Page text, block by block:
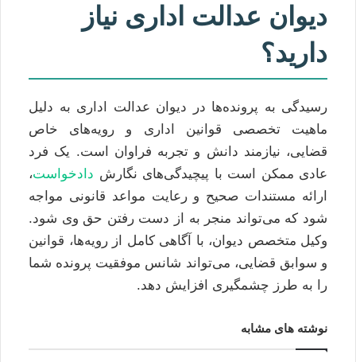
دیوان عدالت اداری نیاز
دارید؟
رسیدگی به پرونده‌ها در دیوان عدالت اداری به دلیل
ماهیت تخصصی قوانین اداری و رویه‌های خاص
قضایی، نیازمند دانش و تجربه فراوان است. یک فرد
عادی ممکن است با پیچیدگی‌های نگارش دادخواست،
ارائه مستندات صحیح و رعایت مواعد قانونی مواجه
شود که می‌تواند منجر به از دست رفتن حق وی شود.
وکیل متخصص دیوان، با آگاهی کامل از رویه‌ها، قوانین
و سوابق قضایی، می‌تواند شانس موفقیت پرونده شما
را به طرز چشمگیری افزایش دهد.
نوشته های مشابه